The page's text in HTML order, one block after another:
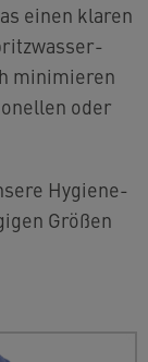
einen klaren
minimieren
oder
Hygiene-
Größen